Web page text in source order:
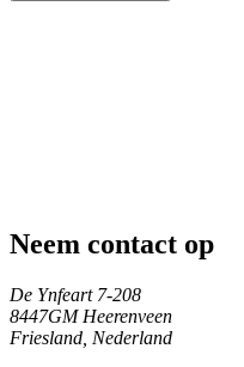
Neem contact op
De Ynfeart 7-208
8447GM Heerenveen
Friesland, Nederland